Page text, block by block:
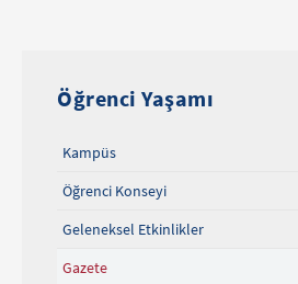
Öğrenci Yaşamı
Kampüs
Öğrenci Konseyi
Geleneksel Etkinlikler
Gazete